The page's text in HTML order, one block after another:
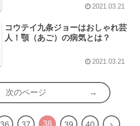
2021.03.21
コウテイ九条ジョーはおしゃれ芸
人！顎（あご）の病気とは？
2021.03.21
次のページ
38 次